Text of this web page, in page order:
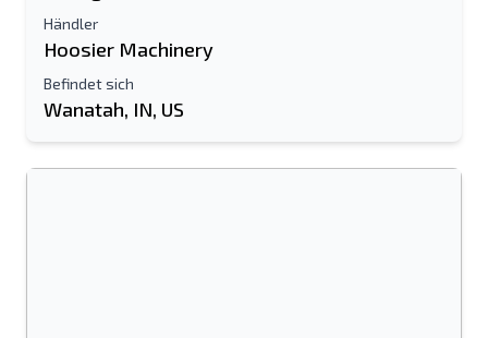
Händler
Hoosier Machinery
Befindet sich
Wanatah, IN, US